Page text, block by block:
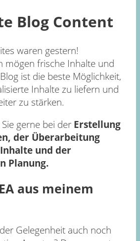
Blog Content
waren gestern!
mögen frische Inhalte und
ist die beste Möglichkeit,
Inhalte zu liefern und
zu stärken.
gerne bei der Erstellung
der Überarbeitung
und der
Planung.
aus meinem
Gelegenheit auch noch